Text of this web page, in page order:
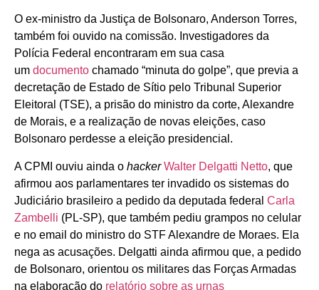
O ex-ministro da Justiça de Bolsonaro, Anderson Torres,
também foi ouvido na comissão. Investigadores da
Polícia Federal encontraram em sua casa
um documento chamado “minuta do golpe”, que previa a
decretação de Estado de Sítio pelo Tribunal Superior
Eleitoral (TSE), a prisão do ministro da corte, Alexandre
de Morais, e a realização de novas eleições, caso
Bolsonaro perdesse a eleição presidencial.
A CPMI ouviu ainda o hackerWalter Delgatti Netto, que
afirmou aos parlamentares ter invadido os sistemas do
Judiciário brasileiro a pedido da deputada federal Carla
Zambelli (PL-SP), que também pediu grampos no celular
e no email do ministro do STF Alexandre de Moraes. Ela
nega as acusações. Delgatti ainda afirmou que, a pedido
de Bolsonaro, orientou os militares das Forças Armadas
na elaboração do relatório sobre as urnas